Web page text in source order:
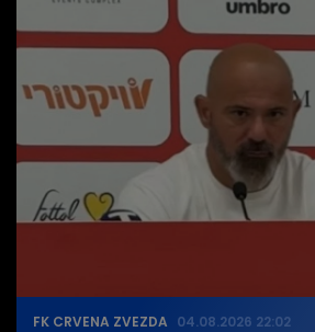
FK CRVENA ZVEZDA 04.08.2026 22:02